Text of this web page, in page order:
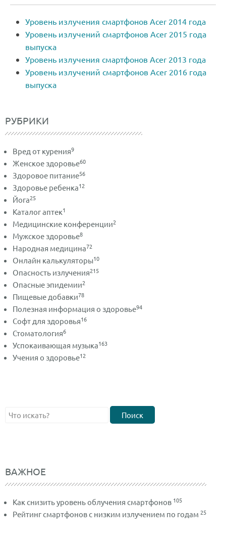
РУБРИКИ
Вред от курения9
Женское здоровье60
Здоровое питание56
Здоровье ребенка12
Йога25
Каталог аптек1
Медицинские конференции2
Мужское здоровье8
Народная медицина72
Онлайн калькуляторы10
Опасность излучения215
Опасные эпидемии2
Пищевые добавки78
Полезная информация о здоровье94
Софт для здоровья16
Стоматология6
Успокаивающая музыка163
Учения о здоровье12
Уровень излучения смартфонов Acer 2014 года
Уровень излучений смартфонов Acer 2015 года
выпуска
Уровень излучения смартфонов Acer 2013 года
Уровень излучений смартфонов Acer 2016 года
выпуска
Поиск
ВАЖНОЕ
Как снизить уровень облучения смартфонов 105
Рейтинг смартфонов с низким излучением по годам 25